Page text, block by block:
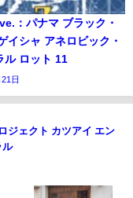
：パナマ ブラック・
イシャ アネロビック・
ル ロット 11
日
ジェクト カツアイ エン
ル